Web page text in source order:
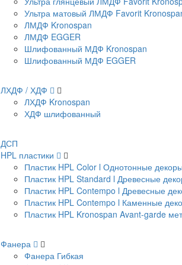
Ультра матовый ЛМДФ Favorit
ЛМДФ Kronospan
ЛМДФ EGGER
Шлифованный МДФ Kronospan
Шлифованный МДФ EGGER
ЛХДФ / ХДФ
ЛХДФ Kronospan
ХДФ шлифованный
ДСП
HPL пластики
Пластик HPL Color l Однотонные декоры
Пластик HPL Standard l Древесные
Пластик HPL Contempo l Древесные
Пластик HPL Contempo l Каменные
Пластик HPL Kronospan Avant-garde
Фанера
Фанера Гибкая